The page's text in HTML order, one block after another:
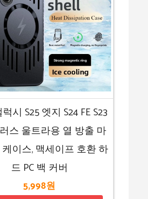
시 S25 엣지 S24 FE S23
스 울트라용 열 방출 마
이스, 맥세이프 호환 하
드 PC 백 커버
5,998원